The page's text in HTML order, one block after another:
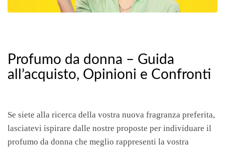
Profumo da donna – Guida
all’acquisto, Opinioni e Confronti
Se siete alla ricerca della vostra nuova fragranza preferita,
lasciatevi ispirare dalle nostre proposte per individuare il
profumo da donna che meglio rappresenti la vostra